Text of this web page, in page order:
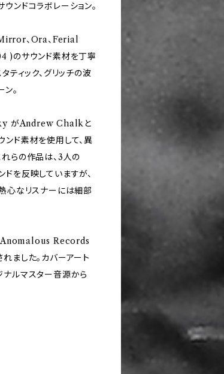
ンドコラボレーション。
、Ora、Ferial
サウンド素材を丁寧
ティック、グリッチの波
。
がAndrew Chalkと
素材を使用して、異
らの作品は、3人の
を反映していますが、
心なリスナーには細部
Records
ました。カバーアート
ルマスター音源から